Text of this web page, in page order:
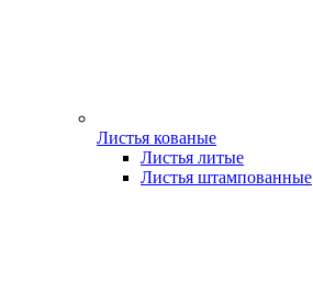
Листья кованые
Листья литые
Листья штампованные